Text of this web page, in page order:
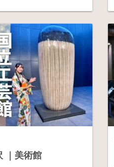
｜美術館